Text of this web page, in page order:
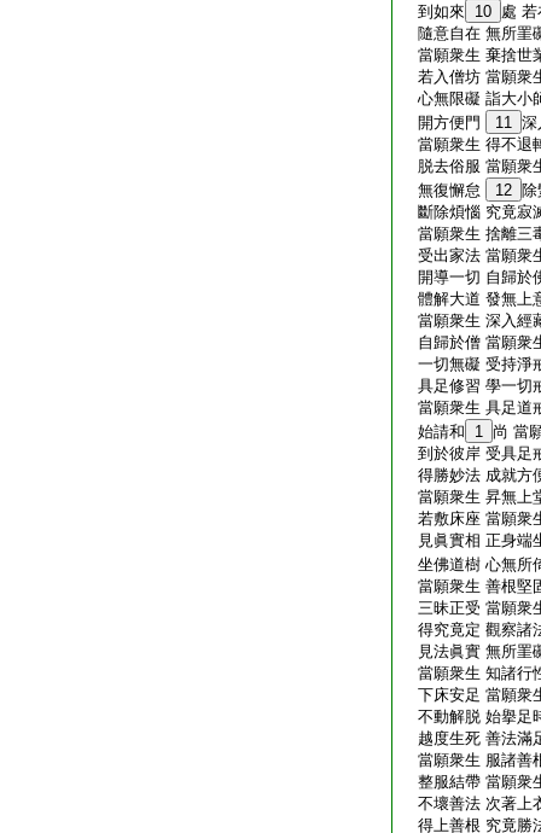
到如來
10 處
隨意自在 無所罣
當願衆生 棄捨世
若入僧坊 當願衆
心無限礙 詣大小
開方便門
11 深
當願衆生 得不退
脱去俗服 當願衆
無復懈怠
12
斷除煩惱 究竟寂
當願衆生 捨離三
受出家法 當願衆
開導一切 自歸於
體解大道 發無上
當願衆生 深入經
自歸於僧 當願衆
一切無礙 受持淨
具足修習 學一切
當願衆生 具足道
始請和
1 尚 當
到於彼岸 受具足
得勝妙法 成就方
當願衆生 昇無上
若敷床座 當願衆
見眞實相 正身端
坐佛道樹 心無所
當願衆生 善根堅
三昧正受 當願衆
得究竟定 觀察諸
見法眞實 無所罣
當願衆生 知諸行
下床安足 當願衆
不動解脱 始擧足
越度生死 善法滿
當願衆生 服諸善
整服結帶 當願衆
不壞善法 次著上
得上善根 究竟勝